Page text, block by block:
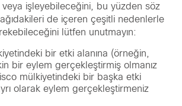
işleyebileceğini, bu yüzden söz
de içeren çeşitli nedenlerle
lütfen unutmayın:
bir etki alanına (örneğin,
bir eylem gerçekleştirmiş olmanız
mülkiyetindeki bir başka etki
olarak eylem gerçekleştirmeniz